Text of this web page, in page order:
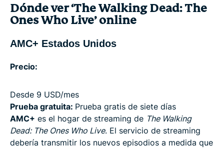
Dónde ver ‘The Walking Dead: The
Ones Who Live’ online
AMC+ Estados Unidos
Precio:
Desde 9 USD/mes
Prueba gratuita: Prueba gratis de siete días
AMC+ es el hogar de streaming de The Walking
Dead: The Ones Who Live. El servicio de streaming
debería transmitir los nuevos episodios a medida que